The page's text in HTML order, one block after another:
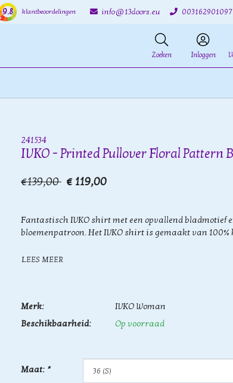
9.8 klantbeoordelingen info@13doors.eu
Zoeken Inloggen
241534
IVKO - Printed Pullover Floral Pattern
€139,00 € 119,00
Fantastisch IVKO shirt met een opvallend bladmotief
bloemenpatroon. Het IVKO shirt is gemaakt van 100%
LEES MEER
Merk:
IVKO Woman
Beschikbaarheid:
Op voorraad
Maat: *